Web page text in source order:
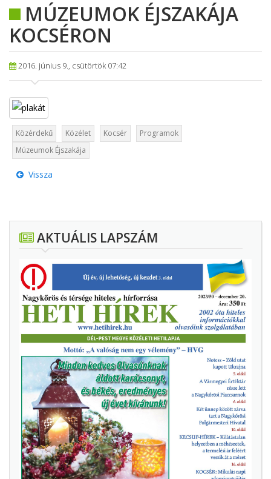
MÚZEUMOK ÉJSZAKÁJA
KOCSÉRON
2016. június 9., csütörtök 07:42
Közérdekű Közélet Kocsér
Programok
Múzeumok Éjszakája
Vissza
AKTUÁLIS LAPSZÁM